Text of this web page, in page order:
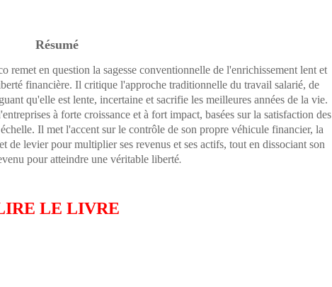
Résumé
en question la sagesse conventionnelle de l'enrichissement lent et
financière. Il critique l'approche traditionnelle du travail salarié, de
qu'elle est lente, incertaine et sacrifie les meilleures années de la vie.
à forte croissance et à fort impact, basées sur la satisfaction des
Il met l'accent sur le contrôle de son propre véhicule financier, la
de levier pour multiplier ses revenus et ses actifs, tout en dissociant son
pour atteindre une véritable liberté.
LE LIVRE